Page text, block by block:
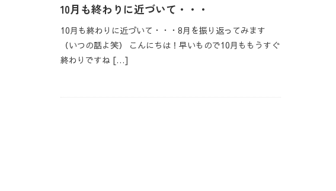
10月も終わりに近づいて・・・
10月も終わりに近づいて・・・8月を振り返ってみます
（いつの話よ笑） こんにちは！早いもので10月ももうすぐ
終わりですね […]